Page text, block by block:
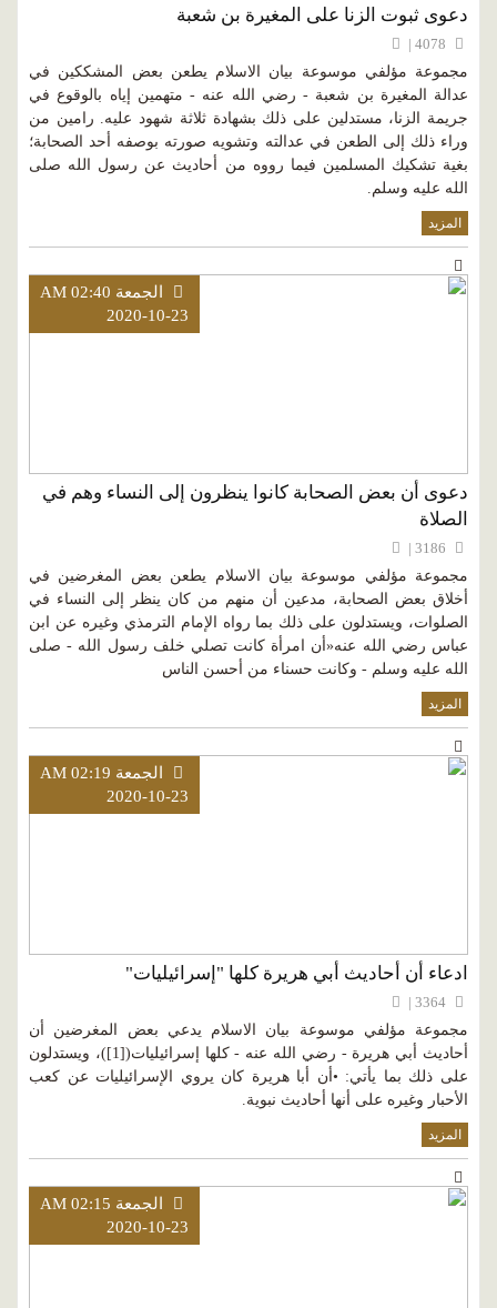
دعوى ثبوت الزنا على المغيرة بن شعبة
مجموعة مؤلفي موسوعة بيان الاسلام يطعن بعض المشككين في
عدالة المغيرة بن شعبة - رضي الله عنه - متهمين إياه بالوقوع في
جريمة الزنا، مستدلين على ذلك بشهادة ثلاثة شهود عليه. رامين من
وراء ذلك إلى الطعن في عدالته وتشويه صورته بوصفه أحد الصحابة؛
بغية تشكيك المسلمين فيما رووه من أحاديث عن رسول الله صلى
الله عليه وسلم.
المزيد
الجمعة AM 02:40
2020-10-23
دعوى أن بعض الصحابة كانوا ينظرون إلى النساء وهم في
الصلاة
مجموعة مؤلفي موسوعة بيان الاسلام يطعن بعض المغرضين في
أخلاق بعض الصحابة، مدعين أن منهم من كان ينظر إلى النساء في
الصلوات، ويستدلون على ذلك بما رواه الإمام الترمذي وغيره عن ابن
عباس رضي الله عنه«أن امرأة كانت تصلي خلف رسول الله - صلى
الله عليه وسلم - وكانت حسناء من أحسن الناس
المزيد
الجمعة AM 02:19
2020-10-23
ادعاء أن أحاديث أبي هريرة كلها "إسرائيليات"
مجموعة مؤلفي موسوعة بيان الاسلام يدعي بعض المغرضين أن
أحاديث أبي هريرة - رضي الله عنه - كلها إسرائيليات([1])، ويستدلون
على ذلك بما يأتي: •أن أبا هريرة كان يروي الإسرائيليات عن كعب
الأحبار وغيره على أنها أحاديث نبوية.
المزيد
الجمعة AM 02:15
2020-10-23